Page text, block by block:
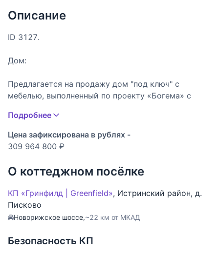
Описание
ID 3127.
Дом:
Предлагается на продажу дом "под ключ" с
мебелью, выполненный по проекту «Богема» с
видом на озеро. Блок для персонала. На участке
выполнен роскошный ландшафт с декоративным
озером.
Описание поселка:
Коттеджный поселок «Гринфилд» свою первую
оценку получил еще в 2006 году, когда стал
победителем Независимой Национальной премии
как лучший элитный комплекс Подмосковья. Эту
высокую репутацию он сохраняет почти 10 лет. А
большая часть владельцев живут там давно и
Подробнее
Цена зафиксирована в рублях -
309 964 800 ₽
О коттеджном посёлке
КП «Гринфилд | Greenfield», Истринский район, д.
Писково
Новорижское шоссе,~22 км от МКАД
Безопасность КП